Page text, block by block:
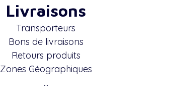
Livraisons
Transporteurs
Bons de livraisons
Retours produits
Zones Géographiques
...